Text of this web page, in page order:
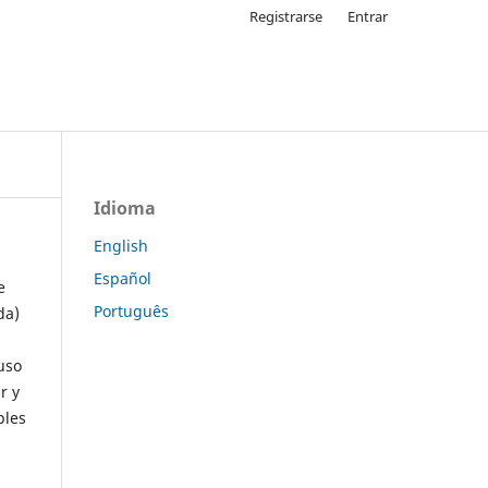
Registrarse Entrar
y
Idioma
English
Español
Português